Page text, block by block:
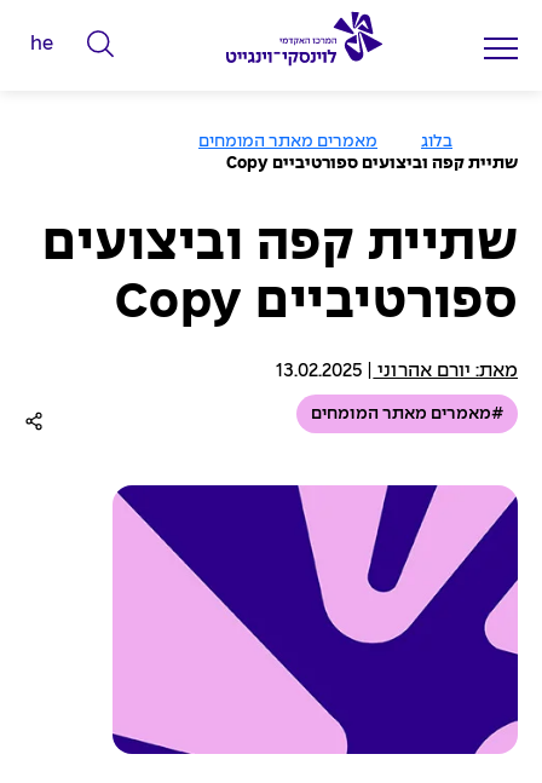
ה
ל
י
ם
ו
he
ו
ב
י
בלוג
מאמרים מאתר המומחים
שתיית קפה וביצועים ספורטיביים Copy
שתיית קפה וביצועים
ספורטיביים Copy
מאת: יורם אהרוני 13.02.2025
#מאמרים מאתר המומחים